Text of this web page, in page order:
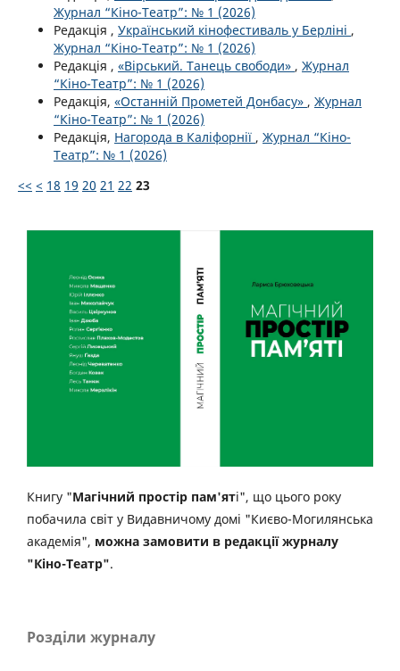
Журнал “Кіно-Театр”: № 1 (2026)
Редакція , Український кінофестиваль у Берліні ,
Журнал “Кіно-Театр”: № 1 (2026)
Редакція , «Вірський. Танець свободи» , Журнал
“Кіно-Театр”: № 1 (2026)
Редакція, «Останній Прометей Донбасу» , Журнал
“Кіно-Театр”: № 1 (2026)
Редакція, Нагорода в Каліфорнії , Журнал “Кіно-
Театр”: № 1 (2026)
<< < 18 19 20 21 22 23
Книгу "Магічний простір пам'яті", що цього року
побачила світ у Видавничому домі "Києво-Могилянська
академія", можна замовити в редакції журналу
"Кіно-Театр".
Розділи журналу